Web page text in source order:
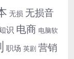
无损 无损音
识 电商 电脑软
职场 英剧 营销